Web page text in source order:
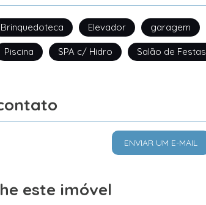
Brinquedoteca Elevador garagem
Piscina SPA c/ Hidro Salão de Festas
ENVIAR UM E-MAIL
este imóvel